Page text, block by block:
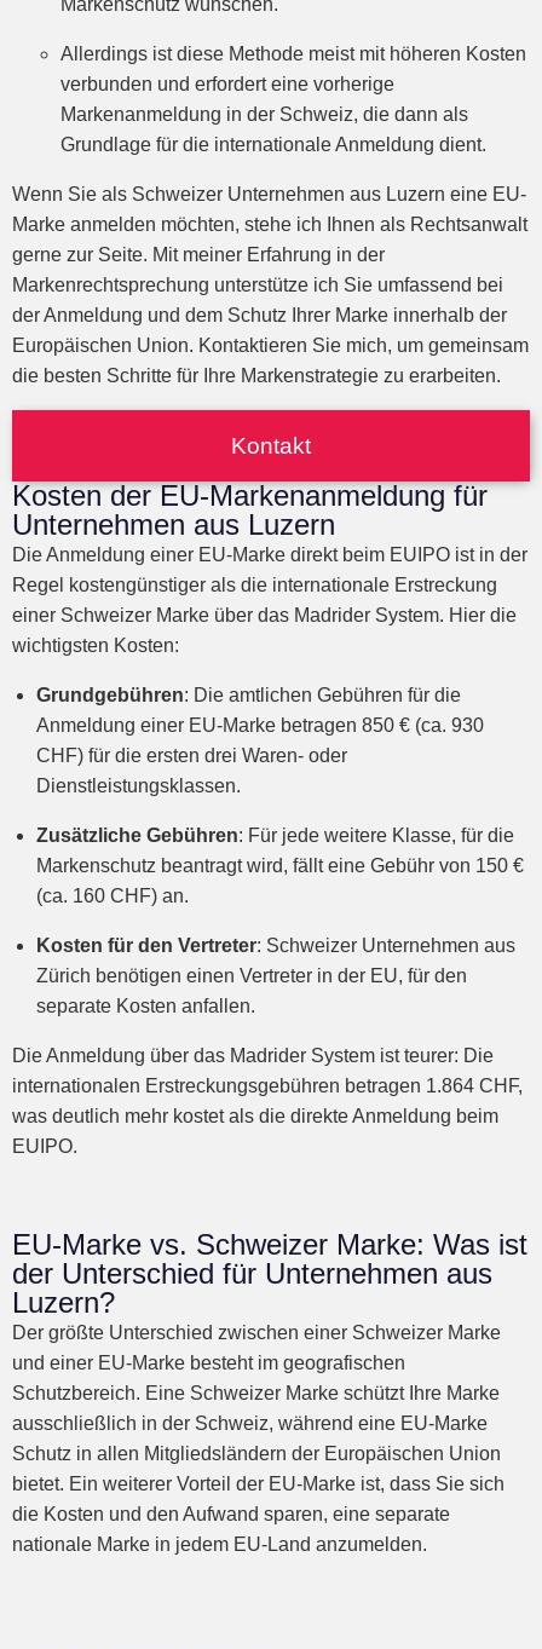
Markenschutz wünschen.
Allerdings ist diese Methode meist mit höheren Kosten
verbunden und erfordert eine vorherige
Markenanmeldung in der Schweiz, die dann als
Grundlage für die internationale Anmeldung dient.
Wenn Sie als Schweizer Unternehmen aus Luzern eine EU-
Marke anmelden möchten, stehe ich Ihnen als Rechtsanwalt
gerne zur Seite. Mit meiner Erfahrung in der
Markenrechtsprechung unterstütze ich Sie umfassend bei
der Anmeldung und dem Schutz Ihrer Marke innerhalb der
Europäischen Union. Kontaktieren Sie mich, um gemeinsam
die besten Schritte für Ihre Markenstrategie zu erarbeiten.
Kontakt
Kosten der EU-Markenanmeldung für
Unternehmen aus Luzern
Die Anmeldung einer EU-Marke direkt beim EUIPO ist in der
Regel kostengünstiger als die internationale Erstreckung
einer Schweizer Marke über das Madrider System. Hier die
wichtigsten Kosten:
Grundgebühren: Die amtlichen Gebühren für die
Anmeldung einer EU-Marke betragen 850 € (ca. 930
CHF) für die ersten drei Waren- oder
Dienstleistungsklassen.
Zusätzliche Gebühren: Für jede weitere Klasse, für die
Markenschutz beantragt wird, fällt eine Gebühr von 150 €
(ca. 160 CHF) an.
Kosten für den Vertreter: Schweizer Unternehmen aus
Zürich benötigen einen Vertreter in der EU, für den
separate Kosten anfallen.
Die Anmeldung über das Madrider System ist teurer: Die
internationalen Erstreckungsgebühren betragen 1.864 CHF,
was deutlich mehr kostet als die direkte Anmeldung beim
EUIPO.
EU-Marke vs. Schweizer Marke: Was ist
der Unterschied für Unternehmen aus
Luzern?
Der größte Unterschied zwischen einer Schweizer Marke
und einer EU-Marke besteht im geografischen
Schutzbereich. Eine Schweizer Marke schützt Ihre Marke
ausschließlich in der Schweiz, während eine EU-Marke
Schutz in allen Mitgliedsländern der Europäischen Union
bietet. Ein weiterer Vorteil der EU-Marke ist, dass Sie sich
die Kosten und den Aufwand sparen, eine separate
nationale Marke in jedem EU-Land anzumelden.